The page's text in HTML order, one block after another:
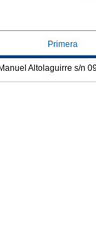
Primera
Altolaguirre s/n